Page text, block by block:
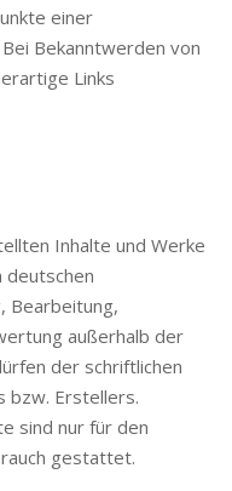
einer
Bekanntwerden von
Links
Inhalte und Werke
deutschen
Bearbeitung,
außerhalb der
der schriftlichen
bzw. Erstellers.
sind nur für den
gestattet.